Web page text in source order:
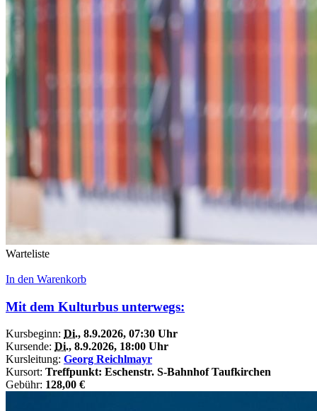
Warteliste
In den Warenkorb
Mit dem Kulturbus unterwegs:
Kursbeginn: Di., 8.9.2026, 07:30 Uhr
Kursende: Di., 8.9.2026, 18:00 Uhr
Kursleitung: Georg Reichlmayr
Kursort: Treffpunkt: Eschenstr. S-Bahnhof Taufkirchen
Gebühr: 128,00 €